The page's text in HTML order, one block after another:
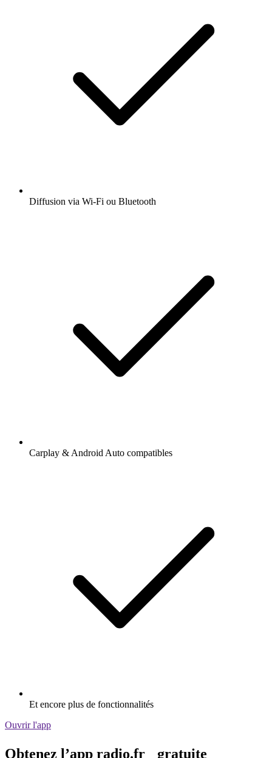
Diffusion via Wi-Fi ou Bluetooth
Carplay & Android Auto compatibles
Et encore plus de fonctionnalités
Ouvrir l'app
Obtenez l’app radio.fr gratuite